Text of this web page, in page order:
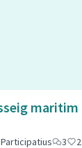
maritim
3 2